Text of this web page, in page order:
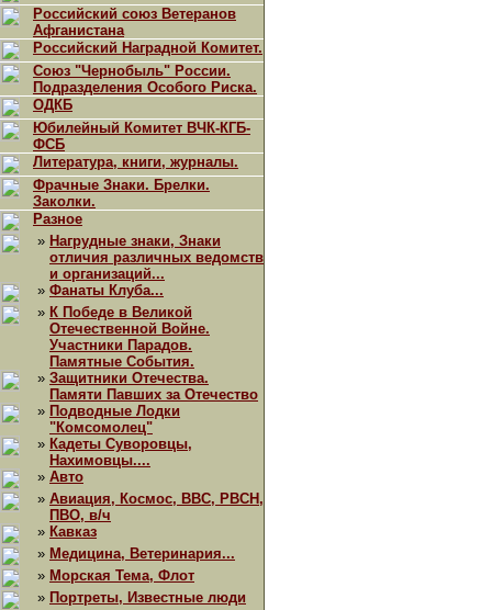
Российский союз Ветеранов
Афганистана
Российский Наградной Комитет.
Союз "Чернобыль" России.
Подразделения Особого Риска.
ОДКБ
Юбилейный Комитет ВЧК-КГБ-
ФСБ
Литература, книги, журналы.
Фрачные Знаки. Брелки.
Заколки.
Разное
» Нагрудные знаки, Знаки
отличия различных ведомств
и организаций...
» Фанаты Клуба...
» К Победе в Великой
Отечественной Войне.
Участники Парадов.
Памятные События.
» Защитники Отечества.
Памяти Павших за Отечество
» Подводные Лодки
"Комсомолец"
» Кадеты Суворовцы,
Нахимовцы....
» Авто
» Авиация, Космос, ВВС, РВСН,
ПВО, в/ч
» Кавказ
» Медицина, Ветеринария...
» Морская Тема, Флот
» Портреты, Известные люди